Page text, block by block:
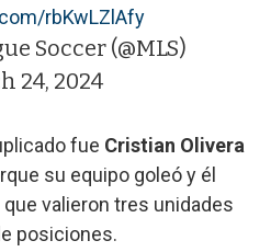
rbKwLZlAfy
Soccer (@MLS)
24, 2024
fue Cristian Olivera
su equipo goleó y él
valieron tres unidades
posiciones.